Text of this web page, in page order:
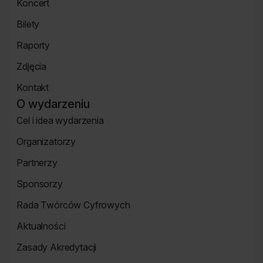
mówcy
Koncert
Bilety
Bilety
Raporty
Zdjęcia
Kontakt
Strona
Kontakt
O wydarzeniu
Cel i idea wydarzenia
o
Organizatorzy
Organizatorzy
Partnerzy
Partnerzy
Sponsorzy
Sponsorzy
Rada Twórców Cyfrowych
Twórców
Re_Mind
Aktualności
Zasady Akredytacji